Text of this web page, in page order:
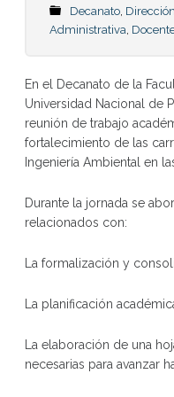
Decanato,
Administrativa
En el Decanato de la
Universidad Nacional de
reunión de trabajo
fortalecimiento de las
Ingeniería Ambiental en
Durante la jornada se
relacionados con:
La formalización y
La planificación
La elaboración de una
necesarias para avanzar